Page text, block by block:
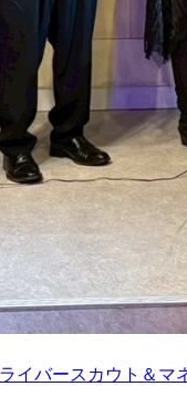
イバースカウト＆マ